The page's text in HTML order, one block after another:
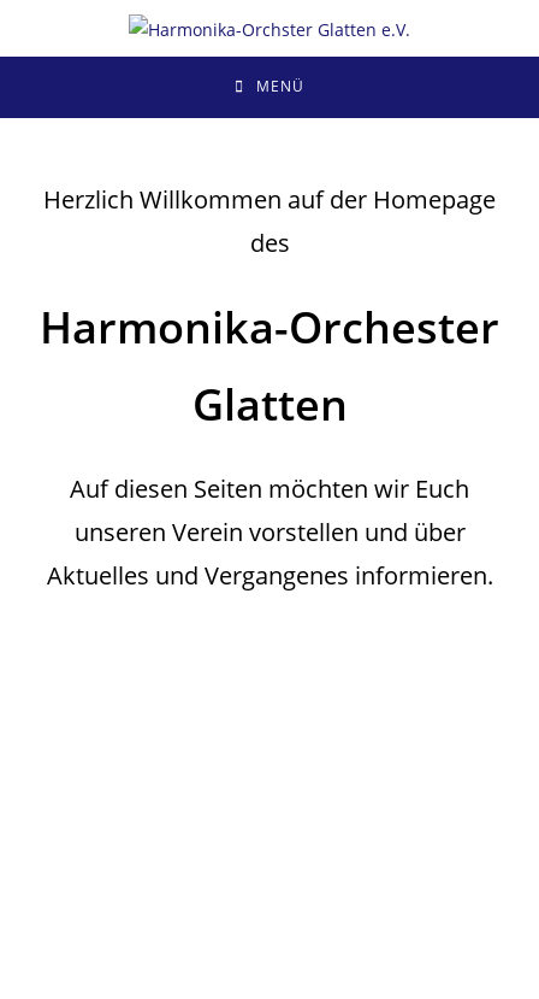
MENÜ
Herzlich Willkommen auf der Homepage
des
Harmonika-Orchester
Glatten
Auf diesen Seiten möchten wir Euch
unseren Verein vorstellen und über
Aktuelles und Vergangenes informieren.